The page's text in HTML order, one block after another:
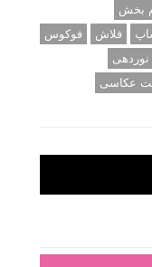
بخش
فلاش
فوکوس
نوردهی
عکاسی